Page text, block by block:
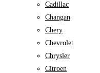
Cadillac
Changan
Chery
Chevrolet
Chrysler
Citroen